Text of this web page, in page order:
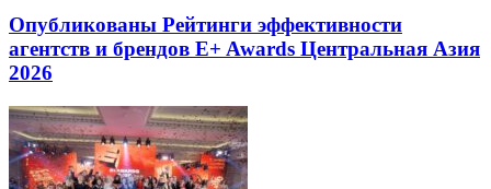
Опубликованы Рейтинги эффективности
агентств и брендов E+ Awards Центральная Азия
2026